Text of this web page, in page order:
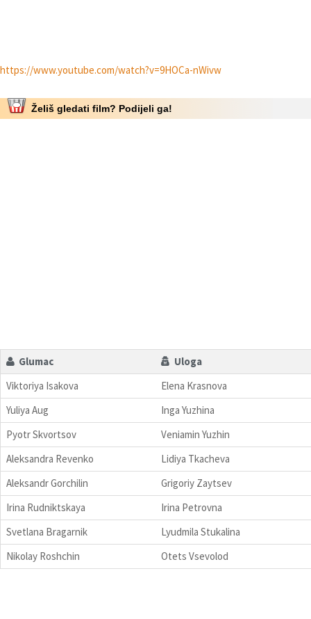
https://www.youtube.com/watch?v=9HOCa-nWivw
Želiš gledati film? Podijeli ga!
Glumac
Uloga
Viktoriya Isakova
Elena Krasnova
Yuliya Aug
Inga Yuzhina
Pyotr Skvortsov
Veniamin Yuzhin
Aleksandra Revenko
Lidiya Tkacheva
Aleksandr Gorchilin
Grigoriy Zaytsev
Irina Rudniktskaya
Irina Petrovna
Svetlana Bragarnik
Lyudmila Stukalina
Nikolay Roshchin
Otets Vsevolod